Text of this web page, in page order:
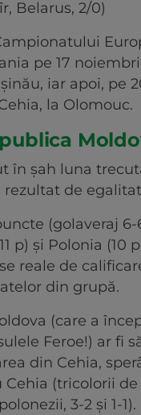
Belarus, 2/0)
pe 17
iar apoi, pe
la Olomouc.
în şah luna
de
(golaveraj
p) și Polonia
reale de
din grupă.
(care a
Feroe!) ar fi
din Cehia,
(tricolorii
3-2 și 1-1).